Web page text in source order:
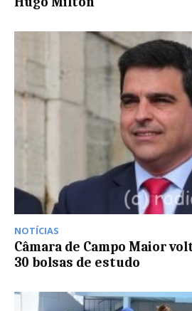
NOTÍCIAS
Câmara de Campo Maior
30 bolsas de estudo